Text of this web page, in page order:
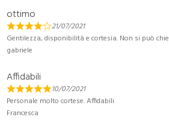
ottimo
21/07/2021
Gentilezza, disponibilità e cortesia. Non si può
gabriele
Affidabili
10/07/2021
Personale molto cortese. Affidabili
Francesca